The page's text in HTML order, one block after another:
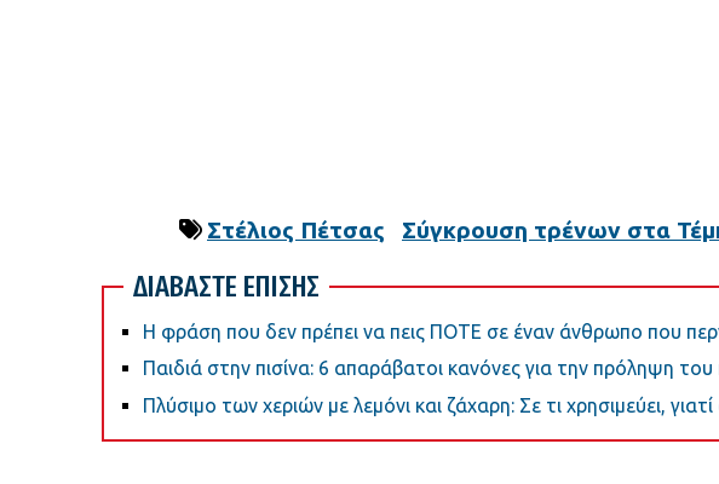
Στέλιος Πέτσας Σύγκρουση τρένων στα
ΔΙΑΒΑΣΤΕ ΕΠΙΣΗΣ
Η φράση που δεν πρέπει να πεις ΠΟΤΕ σε έναν άνθρωπο που
Παιδιά στην πισίνα: 6 απαράβατοι κανόνες για την πρόληψη του
Πλύσιμο των χεριών με λεμόνι και ζάχαρη: Σε τι χρησιμεύει,